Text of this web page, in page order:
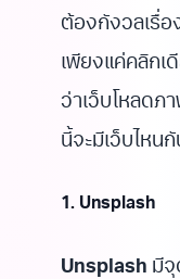
ต้องกังวลเรื่อ
เพียงแค่คลิกเ
ว่าเว็บโหลดภ
นี้จะมีเว็บไหน
1. Unsplash
Unsplash มีจุ